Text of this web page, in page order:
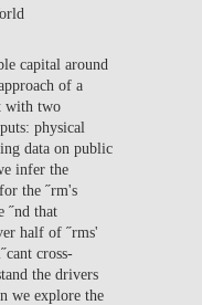
capital around
of a
with two
physical
data on public
infer the
the ˝rm's
˝nd that
half of ˝rms'
cross-
the drivers
we explore the